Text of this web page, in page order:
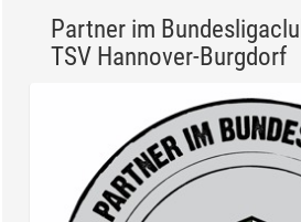
Partner im
TSV Hannover-Burgdorf